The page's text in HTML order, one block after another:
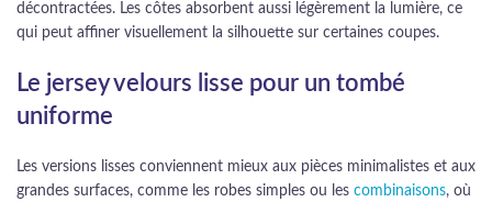
décontractées. Les côtes absorbent aussi légèrement la lumière, ce
qui peut affiner visuellement la silhouette sur certaines coupes.
Le jersey velours lisse pour un tombé
uniforme
Les versions lisses conviennent mieux aux pièces minimalistes et aux
grandes surfaces, comme les robes simples ou les combinaisons, où